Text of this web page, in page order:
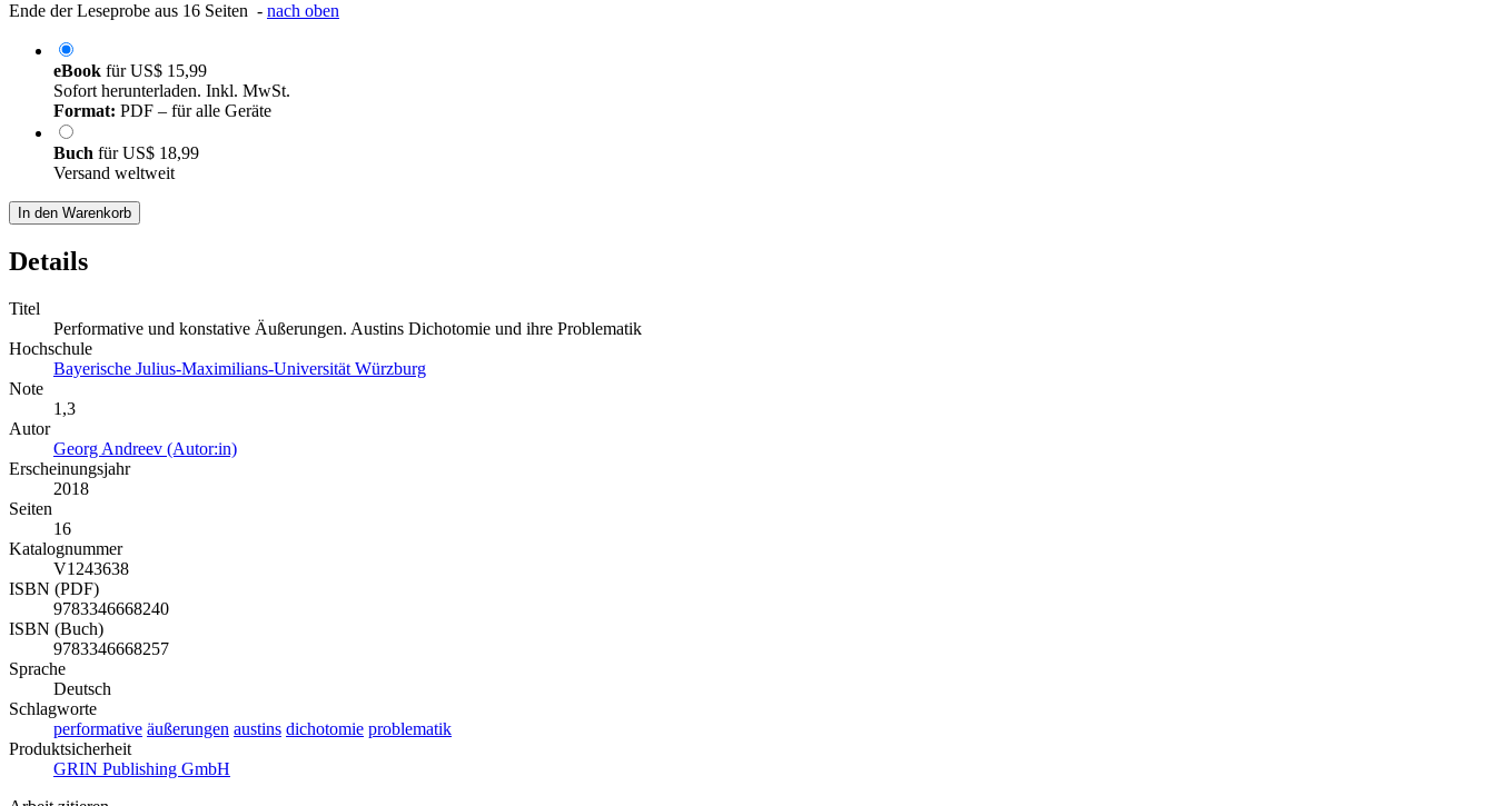
Ende der Leseprobe aus 16 Seiten - nach oben
eBook fürUS$ 15,99
Sofort herunterladen. Inkl. MwSt.
Format: PDF – für alle Geräte
Buch fürUS$ 18,99
Versand weltweit
In den Warenkorb
Details
Titel
Performative und konstative Äußerungen. Austins Dichotomie und ihre Problematik
Hochschule
Bayerische Julius-Maximilians-Universität Würzburg
Note
1,3
Autor
Georg Andreev (Autor:in)
Erscheinungsjahr
2018
Seiten
16
Katalognummer
V1243638
ISBN (PDF)
9783346668240
ISBN (Buch)
9783346668257
Sprache
Deutsch
Schlagworte
performative äußerungen austins dichotomie problematik
Produktsicherheit
GRIN Publishing GmbH